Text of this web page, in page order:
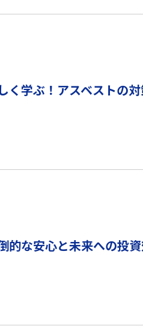
く学ぶ！アスベストの
的な安心と未来への投